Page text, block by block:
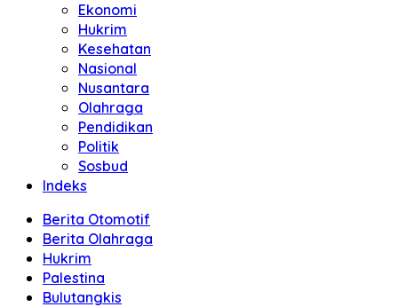
Ekonomi
Hukrim
Kesehatan
Nasional
Nusantara
Olahraga
Pendidikan
Politik
Sosbud
Indeks
Berita Otomotif
Berita Olahraga
Hukrim
Palestina
Bulutangkis